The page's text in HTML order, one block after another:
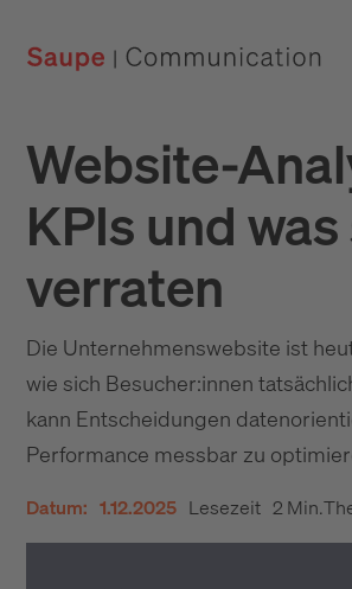
Website-
KPIs und
verraten
Die Unternehmenswebsite ist
wie sich Besucher:innen
kann Entscheidungen
Performance messbar zu
Datum: 1.12.2025 Lesezeit 2 Min.